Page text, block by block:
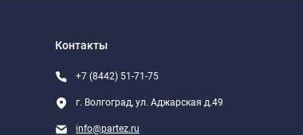
Контакты
+7 (8442) 51-71-75
г. Волгоград, ул. Аджарская д.49
info@partez.ru